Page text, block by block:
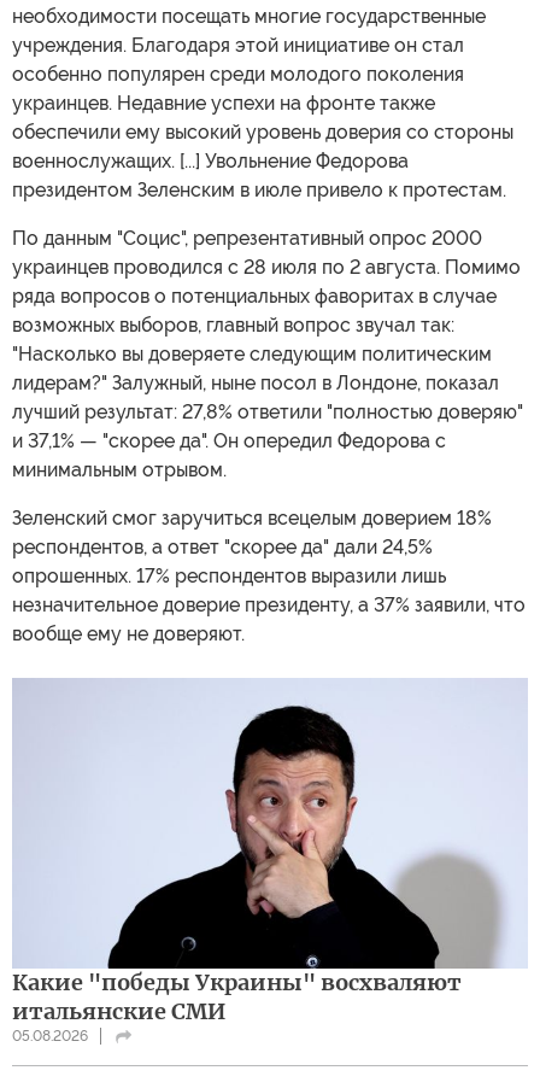
необходимости посещать многие государственные
учреждения. Благодаря этой инициативе он стал
особенно популярен среди молодого поколения
украинцев. Недавние успехи на фронте также
обеспечили ему высокий уровень доверия со стороны
военнослужащих. [...] Увольнение Федорова
президентом Зеленским в июле привело к протестам.
По данным "Социс", репрезентативный опрос 2000
украинцев проводился с 28 июля по 2 августа. Помимо
ряда вопросов о потенциальных фаворитах в случае
возможных выборов, главный вопрос звучал так:
"Насколько вы доверяете следующим политическим
лидерам?" Залужный, ныне посол в Лондоне, показал
лучший результат: 27,8% ответили "полностью доверяю"
и 37,1% — "скорее да". Он опередил Федорова с
минимальным отрывом.
Зеленский смог заручиться всецелым доверием 18%
респондентов, а ответ "скорее да" дали 24,5%
опрошенных. 17% респондентов выразили лишь
незначительное доверие президенту, а 37% заявили, что
вообще ему не доверяют.
Какие "победы Украины" восхваляют
итальянские СМИ
05.08.2026